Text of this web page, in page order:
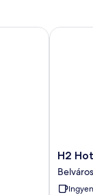
H2
Hotel
Belváros
H2
Belváros
H2